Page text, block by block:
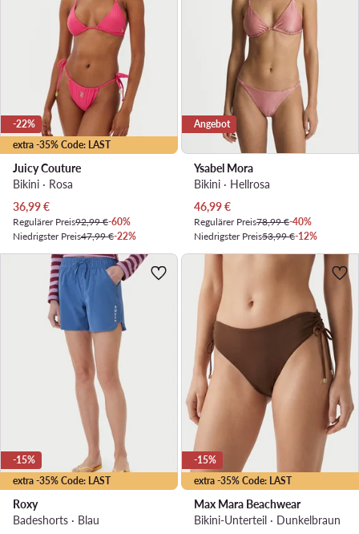
extra -35% Code: LAST
-22%
Juicy Couture
Bikini · Rosa
Aktueller Preis
36,99€
Regulärer Preis92,99 €-60%
Niedrigster Preis47,99 €-22%
Angebot
Ysabel Mora
Bikini · Hellrosa
Aktueller Preis
46,99€
Regulärer Preis78,99 €-40%
Niedrigster Preis53,99 €-12%
extra -35% Code: LAST
-15%
Roxy
Badeshorts · Blau
extra -35% Code: LAST
-15%
Max Mara Beachwear
Bikini-Unterteil · Dunkelbraun